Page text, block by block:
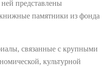
представлены
памятники из фонда
связанные с крупными
культурной